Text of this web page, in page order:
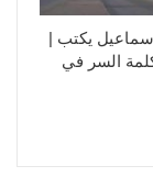
يكتب |
السر في